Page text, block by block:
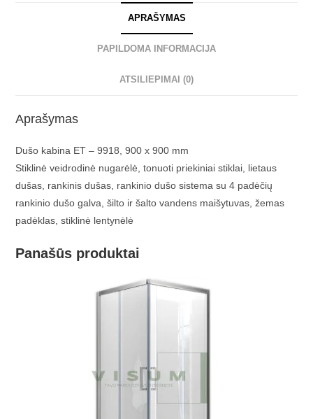
APRAŠYMAS
PAPILDOMA INFORMACIJA
ATSILIEPIMAI (0)
Aprašymas
Dušo kabina ET – 9918, 900 x 900 mm
Stiklinė veidrodinė nugarėlė, tonuoti priekiniai stiklai, lietaus
dušas, rankinis dušas, rankinio dušo sistema su 4 padėčių
rankinio dušo galva, šilto ir šalto vandens maišytuvas, žemas
padėklas, stiklinė lentynėlė
Panašūs produktai